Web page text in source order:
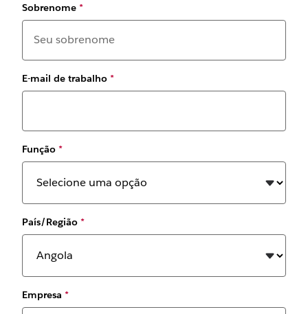
Sobrenome *
E-mail de trabalho *
Função *
País/Região *
Empresa *